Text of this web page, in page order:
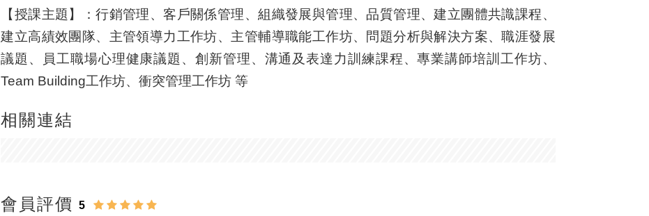
【授課主題】：行銷管理、客戶關係管理、組織發展與管理、品質管理、建立團體共識課程、
建立高績效團隊、主管領導力工作坊、主管輔導職能工作坊、問題分析與解決方案、職涯發展
議題、員工職場心理健康議題、創新管理、溝通及表達力訓練課程、專業講師培訓工作坊、
Team Building工作坊、衝突管理工作坊 等
相關連結
會員評價 5